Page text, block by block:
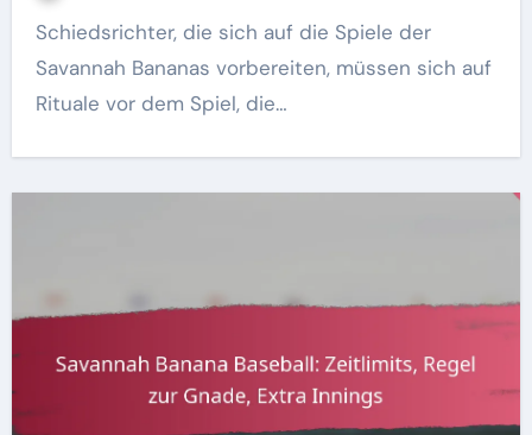
Schiedsrichter, die sich auf die Spiele der
Savannah Bananas vorbereiten, müssen sich auf
Rituale vor dem Spiel, die…